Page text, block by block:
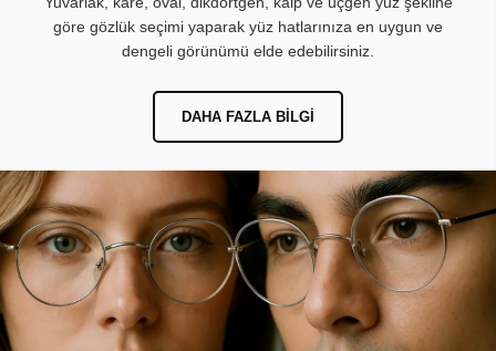
göre gözlük seçimi yaparak yüz hatlarınıza en uygun ve
dengeli görünümü elde edebilirsiniz.
DAHA FAZLA BILGI